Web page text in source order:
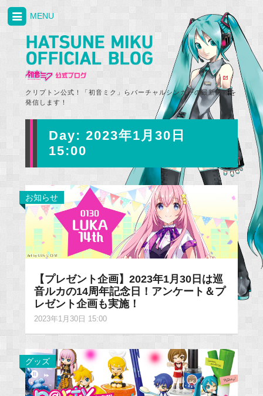
クリプトン公式！「初音ミク」らバーチャルシンガーの最新情報を
発信します！
MENU
Day: 2023年1月30日
15:00
お知らせ
【プレゼント企画】2023年1月30日は巡
音ルカの14周年記念日！アンケート＆プ
レゼント企画も実施！
2023年1月30日 15:00
グッズ